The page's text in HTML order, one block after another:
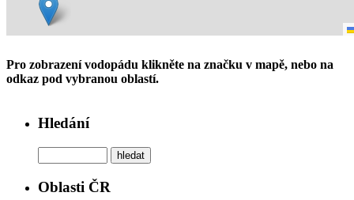
Pro zobrazení vodopádu klikněte na značku v mapě, nebo na
odkaz pod vybranou oblastí.
Hledání
Oblasti ČR